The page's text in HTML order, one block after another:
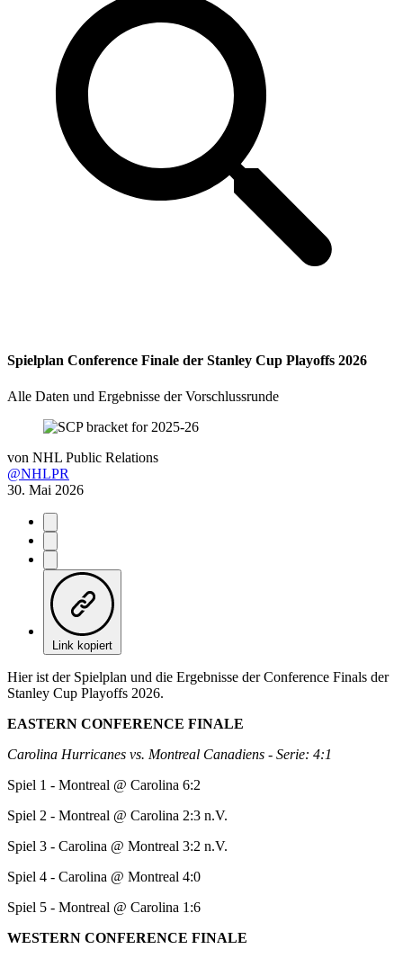
Spielplan Conference Finale der Stanley Cup Playoffs 2026
Alle Daten und Ergebnisse der Vorschlussrunde
von NHL Public Relations
@NHLPR
30. Mai 2026
Link kopiert
Hier ist der Spielplan und die Ergebnisse der Conference Finals der
Stanley Cup Playoffs 2026.
EASTERN CONFERENCE FINALE
Carolina Hurricanes vs. Montreal Canadiens - Serie: 4:1
Spiel 1 - Montreal @ Carolina 6:2
Spiel 2 - Montreal @ Carolina 2:3 n.V.
Spiel 3 - Carolina @ Montreal 3:2 n.V.
Spiel 4 - Carolina @ Montreal 4:0
Spiel 5 - Montreal @ Carolina 1:6
WESTERN CONFERENCE FINALE